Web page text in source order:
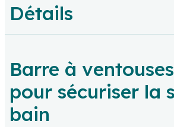
Détails
Barre à
pour sécuriser la
bain